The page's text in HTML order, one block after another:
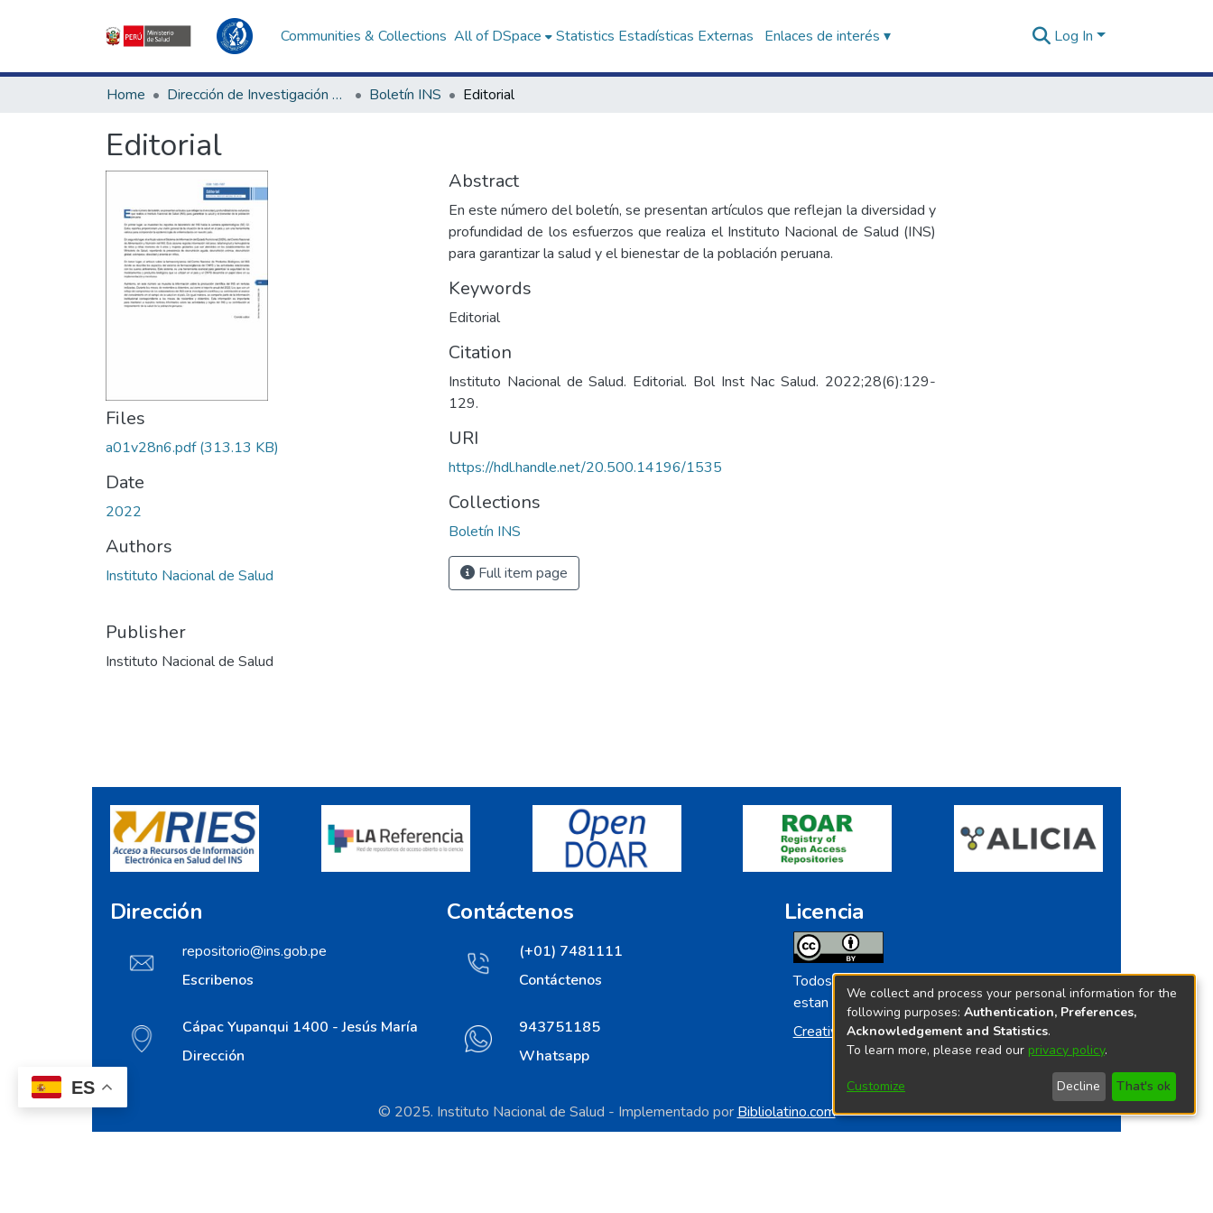
ES
Communities & Collections All of DSpace Statistics Estadísticas Externas Enlaces de interés ▾ Log In
Home Dirección de Investigación e Innovación en Salud Boletín INS Editorial
Editorial
Files
a01v28n6.pdf(313.13 KB)
Date
2022
Authors
Instituto Nacional de Salud
Publisher
Instituto Nacional de Salud
Abstract
En este número del boletín, se presentan artículos que reflejan la diversidad y
profundidad de los esfuerzos que realiza el Instituto Nacional de Salud (INS)
para garantizar la salud y el bienestar de la población peruana.
Keywords
Editorial
Citation
Instituto Nacional de Salud. Editorial. Bol Inst Nac Salud. 2022;28(6):129-
129.
URI
https://hdl.handle.net/20.500.14196/1535
Collections
Boletín INS
Full item page
Dirección
repositorio@ins.gob.pe
Escribenos
Cápac Yupanqui 1400 - Jesús María
Dirección
Contáctenos
(+01) 7481111
Contáctenos
943751185
Whatsapp
Licencia
Todos los contenidos de repositorio.ins.gob.pe
estan licenciados bajo
Creative Commoms License
© 2025. Instituto Nacional de Salud - Implementado por Bibliolatino.com
We collect and process your personal information for the
following purposes: Authentication, Preferences,
Acknowledgement and Statistics.
To learn more, please read our privacy policy.
Customize Decline That's ok